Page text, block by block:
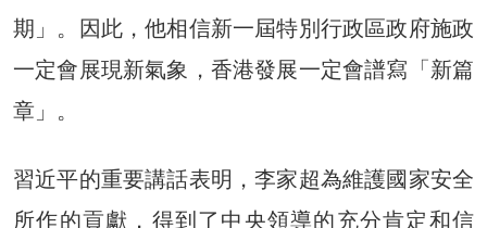
期」。因此，他相信新一屆特別行政區政府施政
一定會展現新氣象，香港發展一定會譜寫「新篇
章」。
習近平的重要講話表明，李家超為維護國家安全
所作的貢獻，得到了中央領導的充分肯定和信